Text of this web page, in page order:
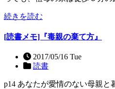
続きを読む
[読書メモ]『毒親の棄て方』
2017/05/16 Tue
読書
p14 あなたが愛情のない母親と